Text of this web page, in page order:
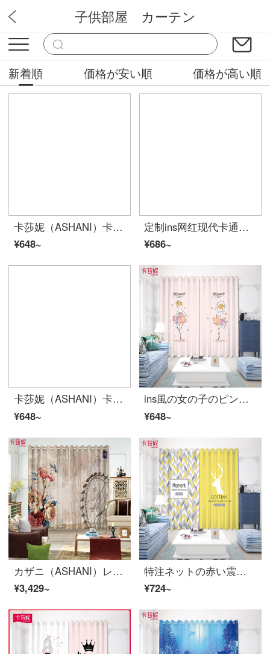
ミステリーカーテンショップ
子供部屋 カーテン
新着順 価格が安い順 価格が高い順
卡莎妮（ASHANI）卡通森林小动物儿童房窗帘布纱小清新卧室客厅飘窗现代简约可爱风 E0105-兔子 纱-挂钩宽1米价格/要几米拍几件
¥648~
定制ins网红现代卡通窗帘布纱北欧窗帘儿童房飘窗客厅小清新遮光门帘隔断帘 E0291 布-挂钩宽1米价格/要几米拍几件
¥686~
卡莎妮（ASHANI）卡通森林小动物儿童房窗帘布纱小清新卧室客厅飘窗现代简约可爱风 E0105-兔子 纱-挂钩宽1米价格/要几米拍几件
¥648~
ins風の女の子のピンクのカスタムカーテン小清新子供ネット赤い少女の震音の王女の部屋の舞踊の教室ヨガ館ジムのフィットネスセンターのフィットネスセンターの試験服の店のキャスターのバックの翻るカーテンB 0307-バレエの女の子の布-フックの幅の1メートルの価格/何メートルを要して何件か撮影します。
¥648~
カザニ（ASHANI）レトロな入り口カーテンカーテンカーテンカーテンカーテンカーテンカーテンの仕切りをカスタマイズして仕切りカーテンを設けます。トイレの寝室のキッチンバーでレトロな観覧車の花幅5メートルのカーテンを掛けます。2.6-2.9メートルの窓に似合います。
¥3,429~
特注ネットの赤い震えの音のための鹿のカーテンの布紗北欧insのさわやかな格子の縞模様の芸術の優雅なキャスターのバックグランド布の寝室のリビングルームのマンションのベランダの遮光B 0477-芸術のための鹿の布-穴あけの幅の1メートルの価格/何メートルを要していくつか撮影しますか？
¥724~